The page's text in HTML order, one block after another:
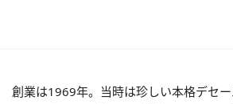
創業は1969年。当時は珍しい本格デセ